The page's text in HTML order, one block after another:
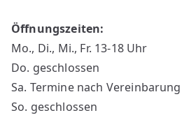
Öffnungszeiten:
Mo., Di., Mi., Fr. 13-18 Uhr
Do. geschlossen
Sa. Termine nach Vereinbarung
So. geschlossen